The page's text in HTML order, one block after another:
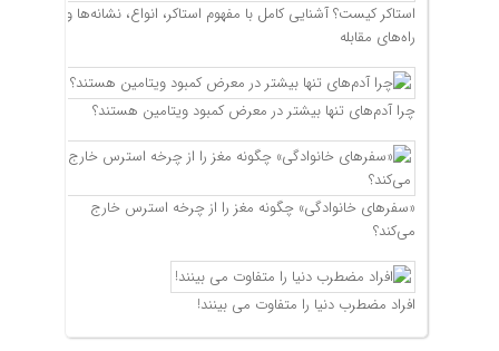
استاکر کیست؟ آشنایی کامل با مفهوم استاکر، انواع، نشانه‌ها و
راه‌های مقابله
چرا آدم‌های تنها بیشتر در معرض کمبود ویتامین هستند؟
«سفرهای خانوادگی» چگونه مغز را از چرخه استرس خارج
می‌کند؟
افراد مضطرب دنیا را متفاوت می بینند!